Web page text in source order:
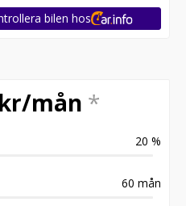
bilen hos
kr/mån *
20 %
60 mån